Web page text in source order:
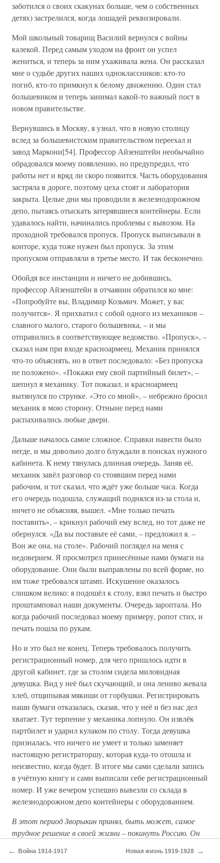
заботился о своих скакунах больше, чем о собственных
детях) застрелился, когда лошадей реквизировали.
Мой школьный товарищ Василий вернулся с войны
калекой. Перед самым уходом на фронт он успел
жениться, и теперь за ним ухаживала жена. Он рассказал
мне о судьбе других наших одноклассников: кто-то
погиб, кто-то примкнул к белому движению. Один стал
большевиком и теперь занимал какой-то важный пост в
новом правительстве.
Вернувшись в Москву, я узнал, что в новую столицу
вслед за большевистским правительством переехал и
завод Маркони[54]. Профессор Айзенштейн необычайно
обрадовался моему появлению, но предупредил, что
работы нет и вряд ли скоро появится. Часть оборудования
застряла в дороге, поэтому цеха стоят и лаборатория
закрыта. Целые дни мы проводили в железнодорожном
депо, пытаясь отыскать затерявшиеся контейнеры. Если
удавалось найти, начинались проблемы с вывозом. На
проходной требовался пропуск. Пропуск выписывали в
конторе, куда тоже нужен был пропуск. За этим
пропуском отправляли в третье место. И так бесконечно.
Обойдя все инстанции и ничего не добившись,
профессор Айзенштейн в отчаянии обратился ко мне:
«Попробуйте вы, Владимир Козьмич. Может, у вас
получится». Я прихватил с собой одного из механиков –
славного малого, старого большевика, – и мы
отправились в соответствующее ведомство. «Пропуск», –
сказал нам при входе красноармеец. Механик принялся
что-то объяснять, но в ответ последовало: «Без пропуска
не положено». «Покажи ему свой партийный билет», –
шепнул я механику. Тот показал, и красноармеец
вытянулся по струнке. «Это со мной», – небрежно бросил
механик в мою сторону. Отныне перед нами
распахивались любые двери.
Дальше началось самое сложное. Справки навести было
негде, и мы довольно долго блуждали в поисках нужного
кабинета. К нему тянулась длинная очередь. Заняв её,
механик завёл разговор со стоявшим перед нами
рабочим, и тот сказал, что ждёт уже больше часа. Когда
его очередь подошла, служащий поднялся из-за стола и,
ничего не объясняя, вышел. «Мне только печать
поставить», – крикнул рабочий ему вслед, но тот даже не
обернулся. «Да вы поставьте её сами, – предложил я. –
Вон же она, на столе». Рабочий поглядел на меня с
недоверием. Я просмотрел принесённые нами бумаги на
оборудование. Они были выправлены по всей форме, но
им тоже требовался штамп. Искушение оказалось
слишком велико: я подошёл к столу, взял печать и быстро
проштамповал наши документы. Очередь зароптала. Но
когда рабочий последовал моему примеру, ропот стих, и
печать пошла по рукам.
Но и это был не конец. Теперь требовалось получить
регистрационный номер, для чего пришлось идти в
другой кабинет, где за столом сидела миловидная
девушка. Вид у неё был скучающий, и она лениво жевала
хлеб, отщипывая мякиши от горбушки. Регистрировать
наши бумаги отказалась, сказав, что у неё и без нас дел
хватает. Тут терпение у механика лопнуло. Он извлёк
партбилет и ударил кулаком по столу. Тогда девушка
призналась, что ничего не умеет и только заменяет
настоящую регистраторшу, которая куда-то отошла и
неизвестно, когда будет. В итоге мы сами сделали запись
в учётную книгу и сами выписали себе регистрационный
номер. И уже вечером успешно вывезли со склада в
железнодорожном депо контейнеры с оборудованием.
В этот период Зворыкин принял, быть может, самое
трудное решение в своей жизни – покинуть Россию. Он
открытиях, а вокруг были только голод, разруха, смерть.
← Война 1914-1917 Новая жизнь 1919-1928 →